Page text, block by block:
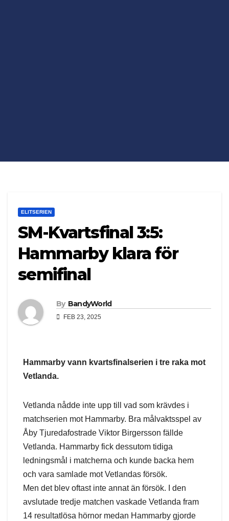
ELITSERIEN
SM-Kvartsfinal 3:5:
Hammarby klara för
semifinal
By BandyWorld
FEB 23, 2025
Hammarby vann kvartsfinalserien i tre raka mot
Vetlanda.
Vetlanda nådde inte upp till vad som krävdes i
matchserien mot Hammarby. Bra målvaktsspel av
Åby Tjuredafostrade Viktor Birgersson fällde
Vetlanda. Hammarby fick dessutom tidiga
ledningsmål i matcherna och kunde backa hem
och vara samlade mot Vetlandas försök.
Men det blev oftast inte annat än försök. I den
avslutade tredje matchen vaskade Vetlanda fram
14 resultatlösa hörnor medan Hammarby gjorde